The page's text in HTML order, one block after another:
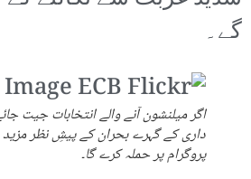
گے۔
اگر میلنشون آنے والے انتخابات جیت
داری کے گہرے بحران کے پیشِ نظر
پروگرام پر حملہ کرے گا۔